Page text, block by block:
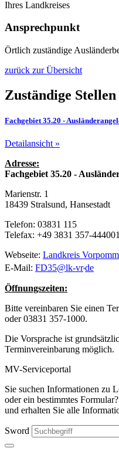
Ihres Landkreises
Ansprechpunkt
Örtlich zuständige
zurück zur Übersicht
Zuständige
Fachgebiet 35.20 -
Detailansicht »
Adresse:
Fachgebiet 35.20 -
Marienstr. 1
18439 Stralsund, Hansestadt
Telefon: 03831 115
Telefax: +49 3831 357-444001
Webseite: Landkreis
E-Mail: FD35@lk-vr.de
Öffnungszeiten:
Bitte vereinbaren Sie einen
oder 03831 357-1000.
Die Vorsprache ist
Terminvereinbarung möglich.
MV-Serviceportal
Sie suchen Informationen zu
oder ein bestimmtes
und erhalten Sie alle
Sword